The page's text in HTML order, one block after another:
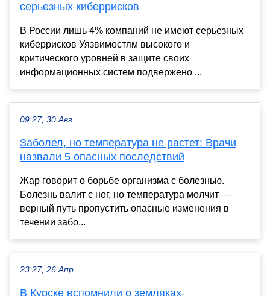
серьезных киберрисков
В России лишь 4% компаний не имеют серьезных
киберрисков Уязвимостям высокого и
критического уровней в защите своих
информационных систем подвержено ...
09:27, 30 Авг
Заболел, но температура не растет: Врачи
назвали 5 опасных последствий
Жар говорит о борьбе организма с болезнью.
Болезнь валит с ног, но температура молчит —
верный путь пропустить опасные изменения в
течении забо...
23:27, 26 Апр
В Курске вспомнили о земляках-